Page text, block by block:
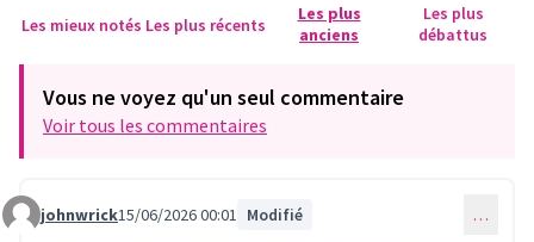
Les mieux notés Les plus récents
Les plus
anciens
Les plus
débattus
Vous ne voyez qu'un seul commentaire
Voir tous les commentaires
Commentaire 1699
johnwrick15/06/2026 00:01 Modifié …